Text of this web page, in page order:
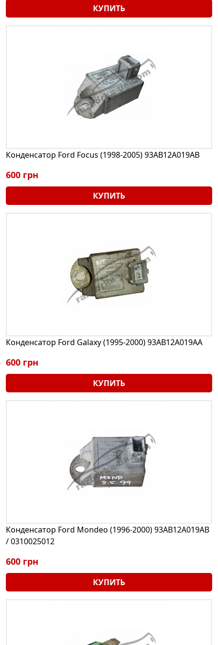
КУПИТЬ
Конденсатор Ford Focus (1998-2005) 93AB12A019AB
600 грн
КУПИТЬ
Конденсатор Ford Galaxy (1995-2000) 93AB12A019AA
600 грн
КУПИТЬ
Конденсатор Ford Mondeo (1996-2000) 93AB12A019AB
/ 0310025012
600 грн
КУПИТЬ